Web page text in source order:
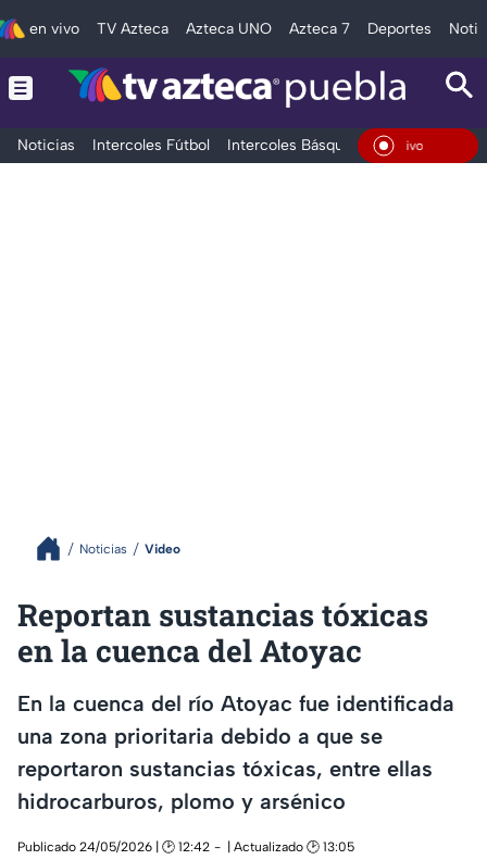
en vivo TV Azteca Azteca UNO Azteca 7 Deportes
Noticias Intercoles Fútbol Intercoles Básquetbol Deportes
En Vivo
Noticias Video
Reportan sustancias tóxicas
en la cuenca del Atoyac
En la cuenca del río Atoyac fue identificada
una zona prioritaria debido a que se
reportaron sustancias tóxicas, entre ellas
hidrocarburos, plomo y arsénico
Publicado 24/05/2026 | 🕑 12:42
| Actualizado 🕑 13:05